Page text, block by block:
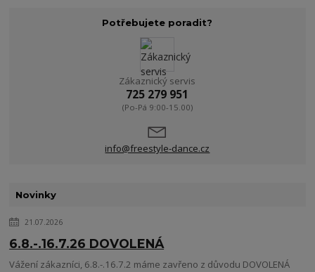
Potřebujete poradit?
Zákaznický servis
725 279 951
(Po-Pá 9:00-15.00)
info@freestyle-dance.cz
Novinky
21.07.2026
6.8.-.16.7.26 DOVOLENÁ
Vážení zákazníci, 6.8.-.16.7.2 máme zavřeno z důvodu DOVOLENÁ